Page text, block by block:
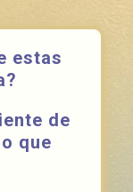
estas
de
que